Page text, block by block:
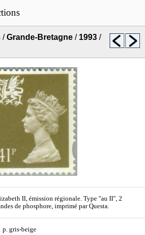
/Grande-Bretagne / 1993 /
II, émission régionale. Type "au II", 2
de phosphore, imprimé par Questa.
p. gris-beige